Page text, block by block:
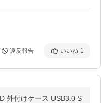
違反報告 いいね 1
外付けケース USB3.0 S